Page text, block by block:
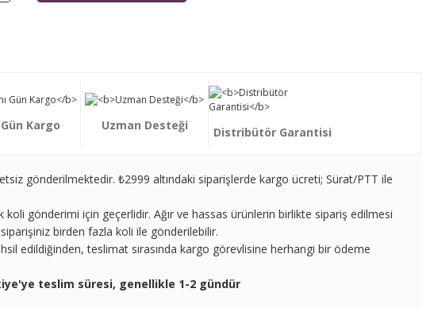
Kargo Uzman Desteği Distribütör Garantisi
gönderilmektedir. ₺2999 altındaki siparişlerde kargo ücreti; Sürat/PTT ile
koli gönderimi için geçerlidir. Ağır ve hassas ürünlerin birlikte sipariş edilmesi
birden fazla koli ile gönderilebilir.
edildiğinden, teslimat sırasında kargo görevlisine herhangi bir ödeme
teslim süresi, genellikle 1-2 gündür